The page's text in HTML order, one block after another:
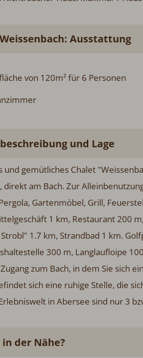
Ausstattung
von 120m² für 6 Personen
und Lage
und gemütliches Chalet
direkt am Bach. Zur
Gartenmöbel, Grill,
1 km, Restaurant 200
1.7 km, Strandbad 1 km.
300 m, Langlaufloipe
zum Bach, in dem Sie sich
sich eine ruhige Stelle, die
in Abersee sind nur 3
der Nähe?